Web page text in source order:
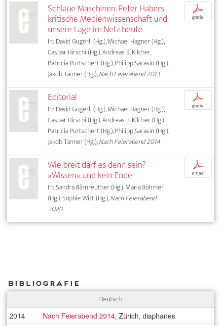
Schlaue Maschinen. Peter Habers
kritische Medienwissenschaft und
unsere Lage im Netz heute
In: David Gugerli (Hg.), Michael Hagner (Hg.),
Caspar Hirschi (Hg.), Andreas B. Kilcher,
Patricia Purtschert (Hg.), Philipp Sarasin (Hg.),
Jakob Tanner (Hg.),Nach Feierabend 2013
p
gratis
Editorial
In: David Gugerli (Hg.), Michael Hagner (Hg.),
Caspar Hirschi (Hg.), Andreas B. Kilcher (Hg.),
Patricia Purtschert (Hg.), Philipp Sarasin (Hg.),
Jakob Tanner (Hg.),Nach Feierabend 2014
p
gratis
Wie breit darf es denn sein?
»Wissen« und kein Ende
In: Sandra Bärnreuther (Hg.), Maria Böhmer
(Hg.), Sophie Witt (Hg.),Nach Feierabend
2020
p
€ 7,95
Bibliografie
Deutsch
2014 Nach Feierabend 2014, Zürich, diaphanes